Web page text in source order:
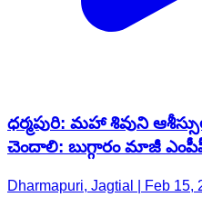
ధర్మపురి: మహా శివుని
చెందాలి: బుగ్గారం మాజీ
Dharmapuri, Jagtial | Feb 15,